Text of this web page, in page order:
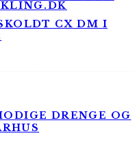
CX DM I
DRENGE OG